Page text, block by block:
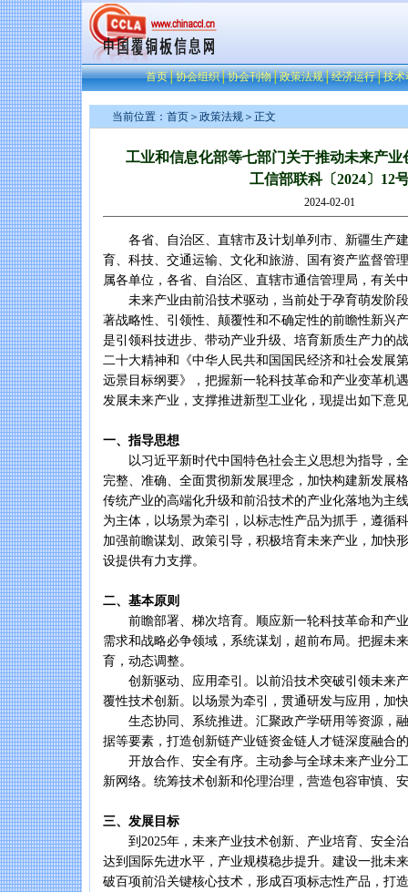
首页│协会组织│协会刊物│政策法规│经济运行│技术
当前位置： 首页 ＞ 政策法规 ＞正文
工业和信息化部等七部门关于推动未来产业
工信部联科〔2024〕12
2024-02-01
各省、自治区、直辖市及计划单列市、新疆生产建
育、科技、交通运输、文化和旅游、国有资产监督管
属各单位，各省、自治区、直辖市通信管理局，有关
未来产业由前沿技术驱动，当前处于孕育萌发阶段
著战略性、引领性、颠覆性和不确定性的前瞻性新兴
是引领科技进步、带动产业升级、培育新质生产力的
二十大精神和《中华人民共和国国民经济和社会发展
远景目标纲要》，把握新一轮科技革命和产业变革机
发展未来产业，支撑推进新型工业化，现提出如下意
一、指导思想
以习近平新时代中国特色社会主义思想为指导，全
完整、准确、全面贯彻新发展理念，加快构建新发展
传统产业的高端化升级和前沿技术的产业化落地为主
为主体，以场景为牵引，以标志性产品为抓手，遵循
加强前瞻谋划、政策引导，积极培育未来产业，加快
设提供有力支撑。
二、基本原则
前瞻部署、梯次培育。顺应新一轮科技革命和产业
需求和战略必争领域，系统谋划，超前布局。把握未
育，动态调整。
创新驱动、应用牵引。以前沿技术突破引领未来产
覆性技术创新。以场景为牵引，贯通研发与应用，加
生态协同、系统推进。汇聚政产学研用等资源，融
据等要素，打造创新链产业链资金链人才链深度融合
开放合作、安全有序。主动参与全球未来产业分工
新网络。统筹技术创新和伦理治理，营造包容审慎、
三、发展目标
到2025年，未来产业技术创新、产业培育、安全
达到国际先进水平，产业规模稳步提升。建设一批未
破百项前沿关键核心技术，形成百项标志性产品，打